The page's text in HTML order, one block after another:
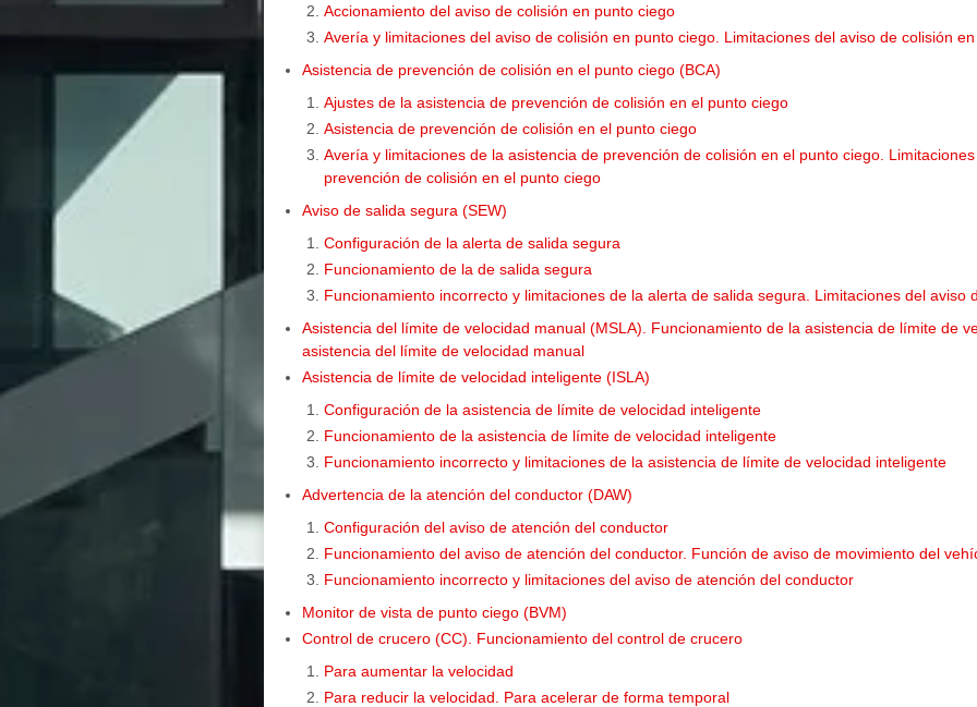
Accionamiento del aviso de colisión en punto ciego
Avería y limitaciones del aviso de colisión en punto ciego. Limitaciones del aviso de colisión
Asistencia de prevención de colisión en el punto ciego (BCA)
Ajustes de la asistencia de prevención de colisión en el punto ciego
Asistencia de prevención de colisión en el punto ciego
Avería y limitaciones de la asistencia de prevención de colisión en el punto ciego.
prevención de colisión en el punto ciego
Aviso de salida segura (SEW)
Configuración de la alerta de salida segura
Funcionamiento de la de salida segura
Funcionamiento incorrecto y limitaciones de la alerta de salida segura. Limitaciones del aviso
Asistencia del límite de velocidad manual (MSLA). Funcionamiento de la asistencia de límite de
asistencia del límite de velocidad manual
Asistencia de límite de velocidad inteligente (ISLA)
Configuración de la asistencia de límite de velocidad inteligente
Funcionamiento de la asistencia de límite de velocidad inteligente
Funcionamiento incorrecto y limitaciones de la asistencia de límite de velocidad inteligente
Advertencia de la atención del conductor (DAW)
Configuración del aviso de atención del conductor
Funcionamiento del aviso de atención del conductor. Función de aviso de movimiento del
Funcionamiento incorrecto y limitaciones del aviso de atención del conductor
Monitor de vista de punto ciego (BVM)
Control de crucero (CC). Funcionamiento del control de crucero
Para aumentar la velocidad
Para reducir la velocidad. Para acelerar de forma temporal